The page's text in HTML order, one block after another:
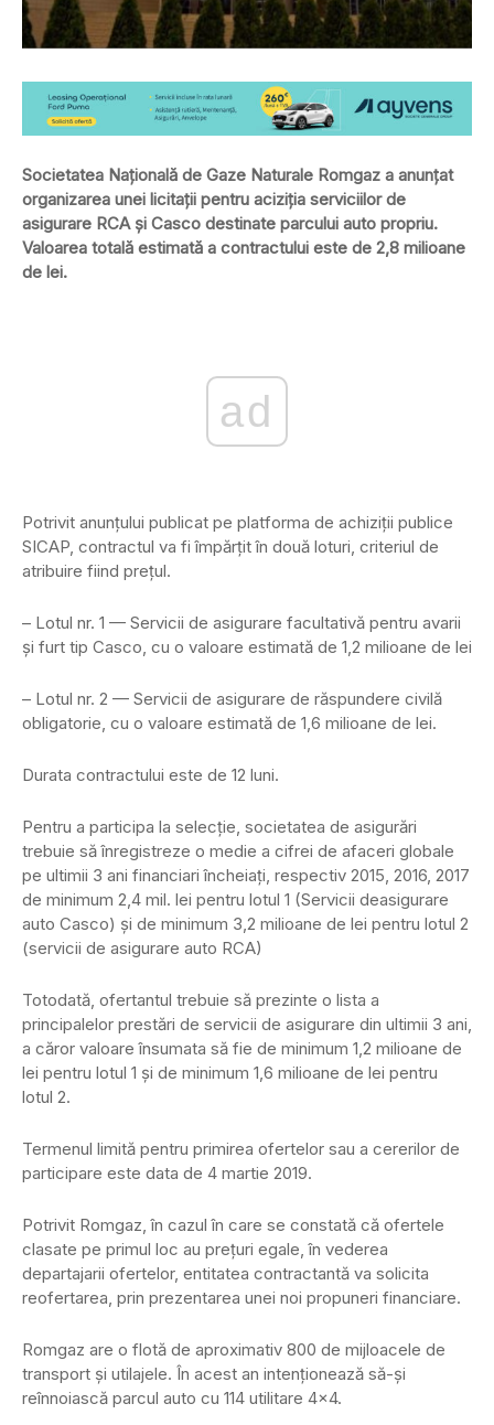
Societatea Naţională de Gaze Naturale Romgaz a anunţat
organizarea unei licitaţii pentru aciziţia serviciilor de
asigurare RCA şi Casco destinate parcului auto propriu.
Valoarea totală estimată a contractului este de 2,8 milioane
de lei.
ad
Potrivit anunţului publicat pe platforma de achiziţii publice
SICAP, contractul va fi împărţit în două loturi, criteriul de
atribuire fiind preţul.
– Lotul nr. 1 — Servicii de asigurare facultativă pentru avarii
şi furt tip Casco, cu o valoare estimată de 1,2 milioane de lei
– Lotul nr. 2 — Servicii de asigurare de răspundere civilă
obligatorie, cu o valoare estimată de 1,6 milioane de lei.
Durata contractului este de 12 luni.
Pentru a participa la selecţie, societatea de asigurări
trebuie să înregistreze o medie a cifrei de afaceri globale
pe ultimii 3 ani financiari încheiaţi, respectiv 2015, 2016, 2017
de minimum 2,4 mil. lei pentru lotul 1 (Servicii deasigurare
auto Casco) şi de minimum 3,2 milioane de lei pentru lotul 2
(servicii de asigurare auto RCA)
Totodată, ofertantul trebuie să prezinte o lista a
principalelor prestări de servicii de asigurare din ultimii 3 ani,
a căror valoare însumata să fie de minimum 1,2 milioane de
lei pentru lotul 1 şi de minimum 1,6 milioane de lei pentru
lotul 2.
Termenul limită pentru primirea ofertelor sau a cererilor de
participare este data de 4 martie 2019.
Potrivit Romgaz, în cazul în care se constată că ofertele
clasate pe primul loc au preţuri egale, în vederea
departajarii ofertelor, entitatea contractantă va solicita
reofertarea, prin prezentarea unei noi propuneri financiare.
Romgaz are o flotă de aproximativ 800 de mijloacele de
transport şi utilajele. În acest an intenţionează să-şi
reînnoiască parcul auto cu 114 utilitare 4×4.